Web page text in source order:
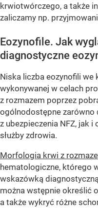
krwiotwórczego, a także
zaliczamy np.
Eozynofile. Jak
diagnostyczne
Niska liczba eozynofili we
wykonywanej w celach
z rozmazem poprzez
ogólnodostępne zarówno
z ubezpieczenia NFZ, jak
służby zdrowia.
Morfologia krwi z
hematologiczne, którego
wskazówką
można wstępnie określić
a także wykryć różne